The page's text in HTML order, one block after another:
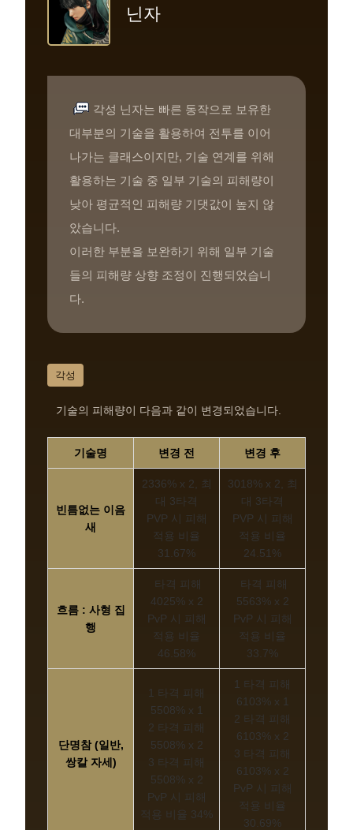
닌자
각성 닌자는 빠른 동작으로 보유한
대부분의 기술을 활용하여 전투를 이어
나가는 클래스이지만, 기술 연계를 위해
활용하는 기술 중 일부 기술의 피해량이
낮아 평균적인 피해량 기댓값이 높지 않
았습니다.
이러한 부분을 보완하기 위해 일부 기술
들의 피해량 상향 조정이 진행되었습니
다.
각성
기술의 피해량이 다음과 같이 변경되었습니다.
기술명 변경 전 변경 후
빈틈없는 이음
새
2336% x 2, 최
대 3타격
PVP 시 피해
적용 비율
31.67%
3018% x 2, 최
대 3타격
PVP 시 피해
적용 비율
24.51%
흐름 : 사형 집
행
타격 피해
4025% x 2
PvP 시 피해
적용 비율
46.58%
타격 피해
5563% x 2
PvP 시 피해
적용 비율
33.7%
단명참 (일반,
쌍칼 자세)
1 타격 피해
5508% x 1
2 타격 피해
5508% x 2
3 타격 피해
5508% x 2
PvP 시 피해
적용 비율 34%
1 타격 피해
6103% x 1
2 타격 피해
6103% x 2
3 타격 피해
6103% x 2
PvP 시 피해
적용 비율
30.69%